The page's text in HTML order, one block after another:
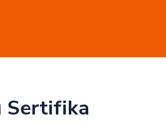
Sertifika